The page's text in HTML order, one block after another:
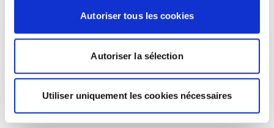
Autoriser tous les cookies
Autoriser la sélection
Utiliser uniquement les cookies nécessaires